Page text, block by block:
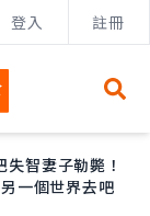
登入 註冊
失智妻子勒斃！
一個世界去吧